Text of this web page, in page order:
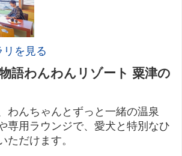
リを見る
語わんわんリゾート 粟津の
わんちゃんとずっと一緒の温泉
専用ラウンジで、愛犬と特別なひ
ただけます。